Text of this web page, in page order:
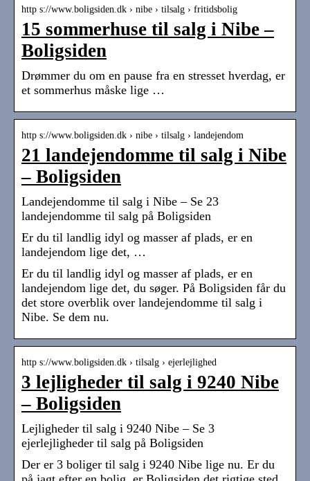
http s://www.boligsiden.dk › nibe › tilsalg › fritidsbolig
15 sommerhuse til salg i Nibe –
Boligsiden
Drømmer du om en pause fra en stresset hverdag, er
et sommerhus måske lige …
http s://www.boligsiden.dk › nibe › tilsalg › landejendom
21 landejendomme til salg i Nibe
– Boligsiden
Landejendomme til salg i Nibe – Se 23
landejendomme til salg på Boligsiden
Er du til landlig idyl og masser af plads, er en
landejendom lige det, …
Er du til landlig idyl og masser af plads, er en
landejendom lige det, du søger. På Boligsiden får du
det store overblik over landejendomme til salg i
Nibe. Se dem nu.
http s://www.boligsiden.dk › tilsalg › ejerlejlighed
3 lejligheder til salg i 9240 Nibe
– Boligsiden
Lejligheder til salg i 9240 Nibe – Se 3
ejerlejligheder til salg på Boligsiden
Der er 3 boliger til salg i 9240 Nibe lige nu. Er du